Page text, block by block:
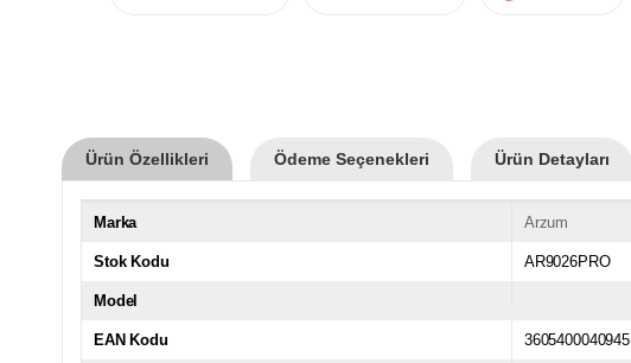
Ürün Özellikleri Ödeme Seçenekleri Ürün Detayları
Marka Arzum
Stok Kodu AR9026PRO
Model
EAN Kodu 3605400040945